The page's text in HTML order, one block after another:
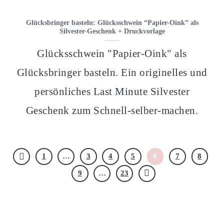
Glücksbringer basteln: Glücksschwein “Papier-Oink” als
Silvester-Geschenk + Druckvorlage
Glücksschwein "Papier-Oink" als
Glücksbringer basteln. Ein originelles und
persönliches Last Minute Silvester
Geschenk zum Schnell-selber-machen.
1 … 3 4 5 6 7 8
9 … 23